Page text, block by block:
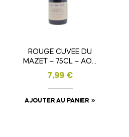
ROUGE CUVEE DU
MAZET – 75CL – AOC
LANGUEDOC
7,99 €
AJOUTER AU PANIER